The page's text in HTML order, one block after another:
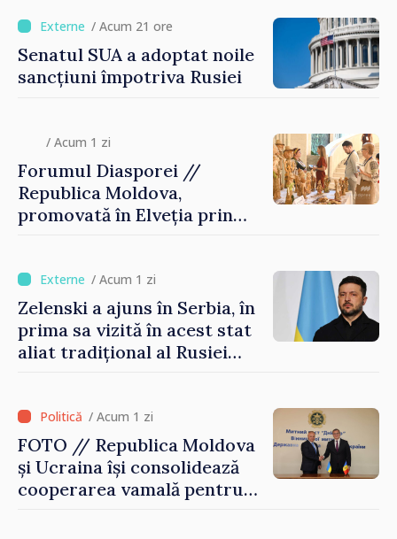
/ Acum 21 ore
Senatul SUA a adoptat noile
sancțiuni împotriva Rusiei
/ Acum 1 zi
Forumul Diasporei //
Republica Moldova,
promovată în Elveția prin
/ Acum 1 zi
Zelenski a ajuns în Serbia, în
prima sa vizită în acest stat
aliat tradițional al Rusiei
/ Acum 1 zi
FOTO // Republica Moldova
și Ucraina își consolidează
cooperarea vamală pentru